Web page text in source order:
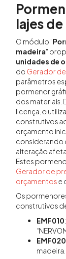
lajes
O módulo "
madeira"
unidades de
do Gerador
parâmetros
pormenor
dos materiais.
licença, o
construtivos
orçamento
considerando
alteração
Estes
Gerador de
orçamentos e
Os
construtivos
EMF010
EMF020
madeira.